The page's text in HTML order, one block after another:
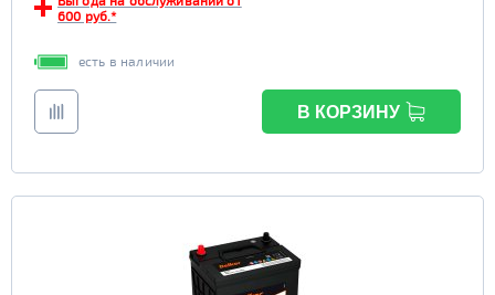
600 руб.*
есть в наличии
В КОРЗИНУ